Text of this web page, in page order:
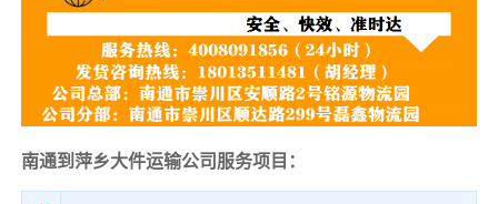
南通到萍乡大件运输公司服务项目：